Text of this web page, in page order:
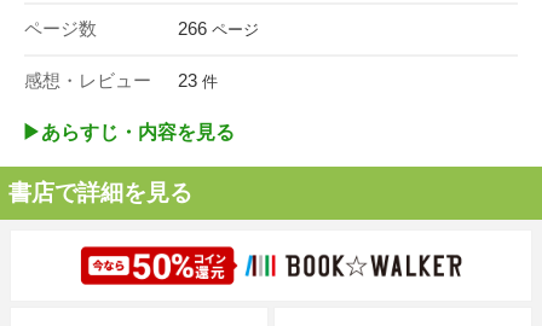
ページ数 266 ページ
感想・レビュー 23 件
▶︎あらすじ・内容を見る
書店で詳細を見る